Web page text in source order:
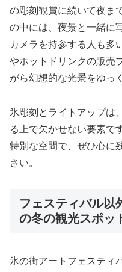
の彫刻観賞に続いて夜ま
の中には、夜景と一緒に
カメラを持参する人も多
やホットドリンクの販売
がら幻想的な光景をゆっ
氷彫刻とライトアップは
る上で欠かせない要素で
特別な空間で、ぜひ心に
さい。
フェスティバル以
の冬の観光スポッ
氷の街アートフェスティ